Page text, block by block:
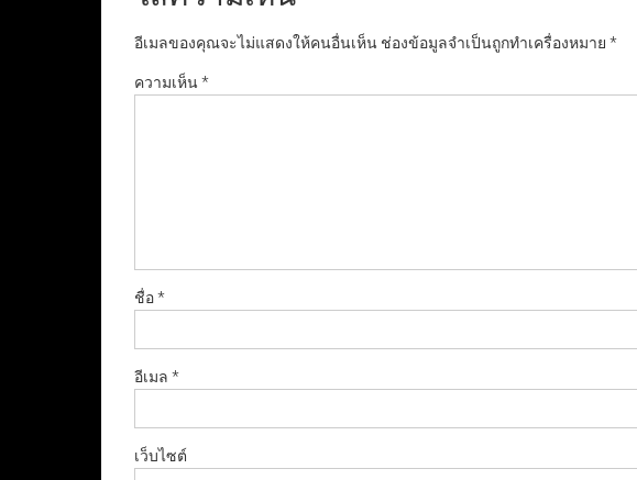
อีเมลของคุณจะไม่แสดงให้คนอื่นเห็น ช่องข้อมูลจำเป็นถูกทำเครื่องหมาย *
ความเห็น*
ชื่อ*
อีเมล *
เว็บไซต์